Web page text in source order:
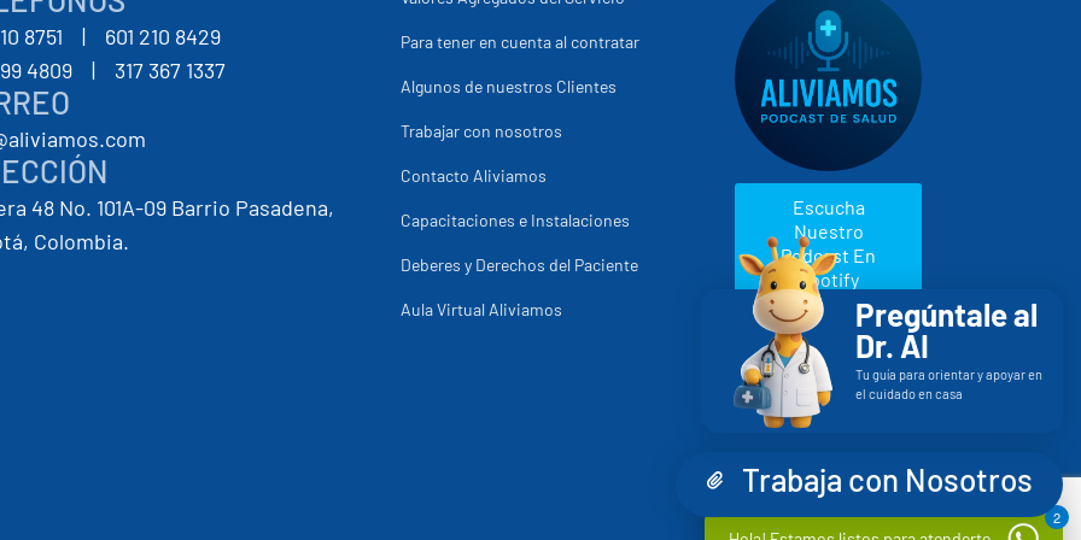
Trabaja con Nosotros
Pregúntale al
Dr. AI
Tu guía para orientar y apoyar en
el cuidado en casa
8751 |--
601 210 8429
4809
|-- 317 367 1337
48 No. 101A-09 Barrio Pasadena,
Colombia.
Para tener en cuenta al contratar
Algunos de nuestros Clientes
Trabajar con nosotros
Contacto Aliviamos
Capacitaciones e Instalaciones
Deberes y Derechos del Paciente
Aula Virtual Aliviamos
Escucha
Nuestro
Podcast En
Spotify
2